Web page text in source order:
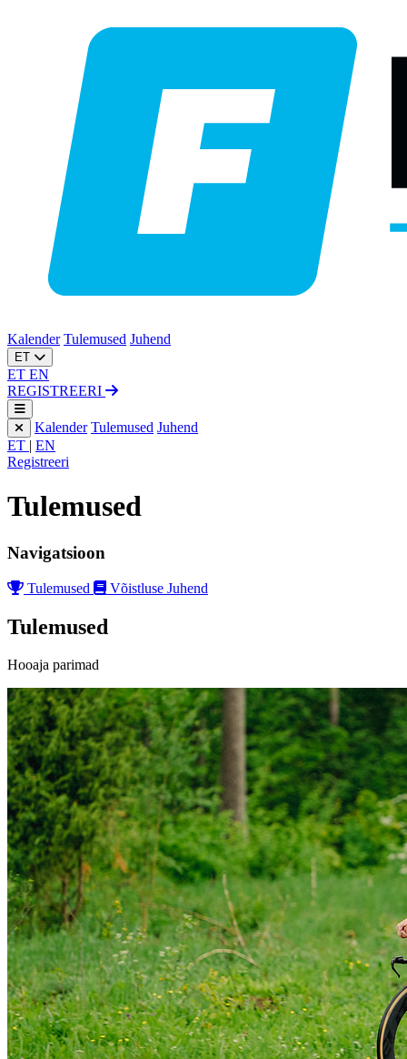
Kalender Tulemused Juhend
ET
ET EN
REGISTREERI
Kalender Tulemused Juhend
ET | EN
Registreeri
Tulemused
Navigatsioon
Tulemused Võistluse Juhend
Tulemused
Hooaja parimad